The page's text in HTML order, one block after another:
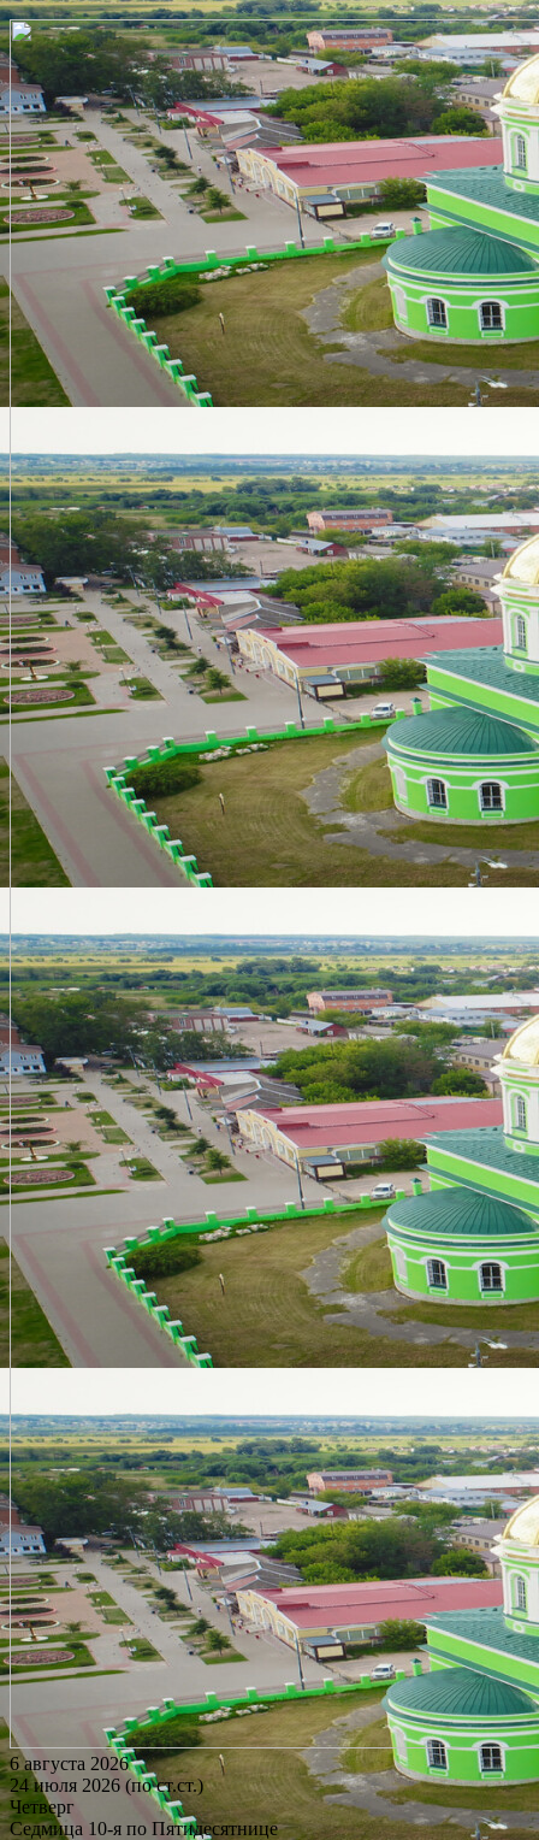
6 августа 2026
24 июля 2026 (по ст.ст.)
Четверг
Седмица 10-я по Пятидесятнице